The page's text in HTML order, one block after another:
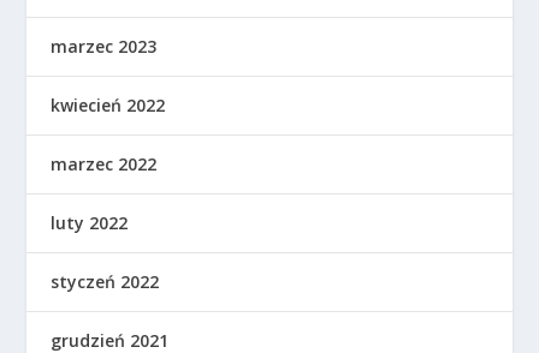
marzec 2023
kwiecień 2022
marzec 2022
luty 2022
styczeń 2022
grudzień 2021